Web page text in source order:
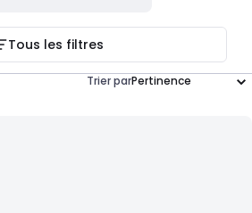
Tous les filtres
Trier par